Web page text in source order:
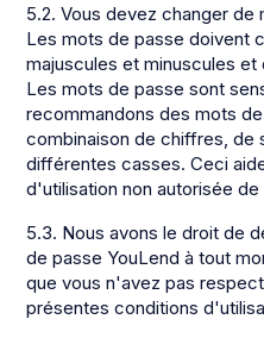
5.2. Vous devez changer
Les mots de passe doivent
majuscules et minuscules
Les mots de passe sont
recommandons des mots
combinaison de chiffres, de
différentes casses. Ceci
d'utilisation non autorisée
5.3. Nous avons le droit de
de passe YouLend à tout
que vous n'avez pas
présentes conditions